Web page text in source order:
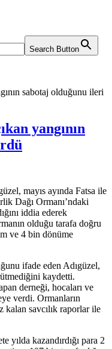
Search Button
sabotaj olduğunu ileri
yangının
mayıs ayında Fatsa ile
Dağı Ormanı’ndaki
iddia ederek
olduğu tarafa doğru
ve 4 bin dönüme
ifade eden Adıgüzel,
kaydetti.
derneği, hocaları ve
verdi. Ormanların
kalan savcılık raporlar ile
yılda kazandırdığı para 2